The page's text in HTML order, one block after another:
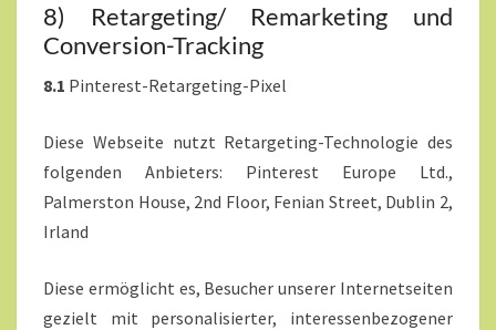
8) Retargeting/ Remarketing und
Conversion-Tracking
8.1 Pinterest-Retargeting-Pixel
Diese Webseite nutzt Retargeting-Technologie des
folgenden Anbieters: Pinterest Europe Ltd.,
Palmerston House, 2nd Floor, Fenian Street, Dublin 2,
Irland
Diese ermöglicht es, Besucher unserer Internetseiten
gezielt mit personalisierter, interessenbezogener